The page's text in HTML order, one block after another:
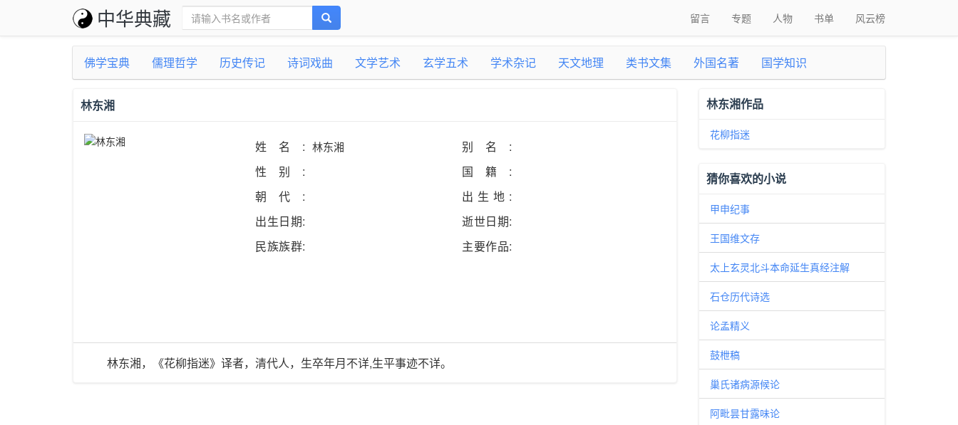
中华典藏 留言 专题 人物 书单 风云榜
佛学宝典 儒理哲学 历史传记 诗词戏曲 文学艺术 玄学五术 学术杂记 天文地理 类书文集 外国名著 国学知识
林东湘
姓名: 林东湘
别名:
性别:
国籍:
朝代:
出生地:
出生日期:
逝世日期:
民族族群:
主要作品:
林东湘，《花柳指迷》译者，清代人，生卒年月不详,生平事迹不详。
林东湘作品
花柳指迷
猜你喜欢的小说
甲申纪事
王国维文存
太上玄灵北斗本命延生真经注解
石仓历代诗选
论孟精义
鼓枻稿
巢氏诸病源候论
阿毗昙甘露味论